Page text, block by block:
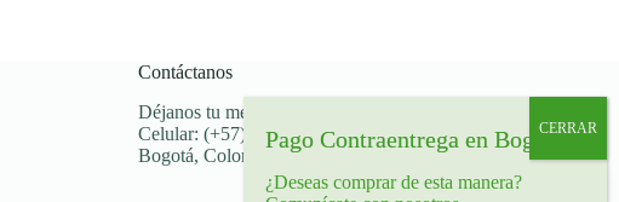
Contáctanos
Déjanos tu mensaje
Celular: (+57) 319 516 07 91
Bogotá, Colombia
¿Deseas comprar de esta manera?